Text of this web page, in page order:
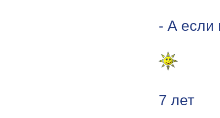
- А если
7 лет